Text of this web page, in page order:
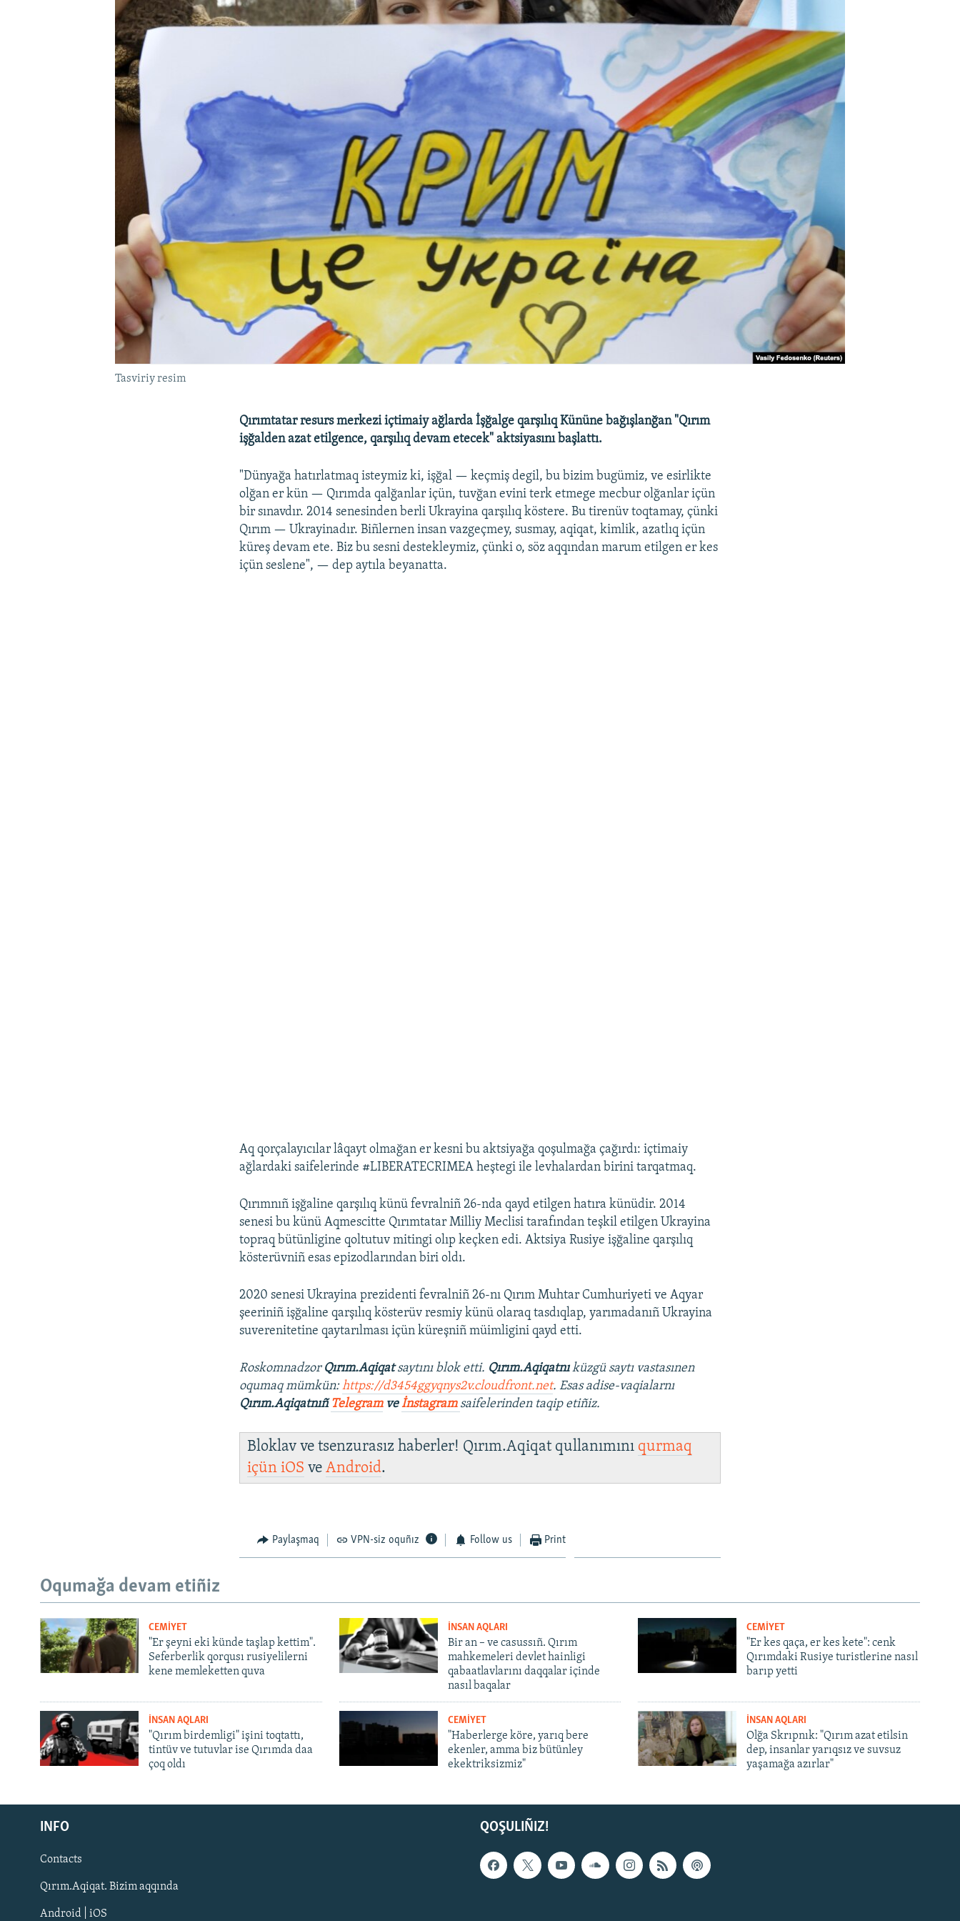
Русский
Українською
QOŞULIÑIZ!
Tasviriy resim
Qırımtatar resurs merkezi içtimaiy ağlarda İşğalge qarşılıq Kününe bağışlanğan "Qırım
işğalden azat etilgence, qarşılıq devam etecek" aktsiyasını başlattı.
"Dünyağa hatırlatmaq isteymiz ki, işğal — keçmiş degil, bu bizim bugümiz, ve esirlikte
olğan er kün — Qırımda qalğanlar içün, tuvğan evini terk etmege mecbur olğanlar içün
bir sınavdır. 2014 senesinden berli Ukrayina qarşılıq köstere. Bu tirenüv toqtamay, çünki
Qırım — Ukrayinadır. Biñlernen insan vazgeçmey, susmay, aqiqat, kimlik, azatlıq içün
küreş devam ete. Biz bu sesni destekleymiz, çünki o, söz aqqından marum etilgen er kes
içün seslene", — dep aytıla beyanatta.
Aq qorçalayıcılar lâqayt olmağan er kesni bu aktsiyağa qoşulmağa çağırdı: içtimaiy
ağlardaki saifelerinde #LIBERATECRIMEA heştegi ile levhalardan birini tarqatmaq.
Qırımnıñ işğaline qarşılıq künü fevralniñ 26-nda qayd etilgen hatıra künüdir. 2014
senesi bu künü Aqmescitte Qırımtatar Milliy Meclisi tarafından teşkil etilgen Ukrayina
topraq bütünligine qoltutuv mitingi olıp keçken edi. Aktsiya Rusiye işğaline qarşılıq
kösterüvniñ esas epizodlarından biri oldı.
2020 senesi Ukrayina prezidenti fevralniñ 26-nı Qırım Muhtar Cumhuriyeti ve Aqyar
şeeriniñ işğaline qarşılıq kösterüv resmiy künü olaraq tasdıqlap, yarımadanıñ Ukrayina
suverenitetine qaytarılması içün küreşniñ müimligini qayd etti.
Roskomnadzor Qırım.Aqiqatsaytını blok etti. Qırım.Aqiqatnıküzgü saytı vastasınen
oqumaq mümkün:https://d3454ggyqnys2v.cloudfront.net. Esas adise-vaqialarnı
Qırım.AqiqatnıñTelegramveİnstagram saifelerinden taqip etiñiz.
Bloklav ve tsenzurasız haberler! Qırım.Aqiqat qullanımını qurmaq
içüniOS veAndroid.
Paylaşmaq VPN-siz oquñız Follow us Print
Oqumağa devam etiñiz
CEMİYET
"Er şeyni eki künde taşlap kettim".
Seferberlik qorqusı rusiyelilerni
kene memleketten quva
İNSAN AQLARI
Bir an – ve casussıñ. Qırım
mahkemeleri devlet hainligi
qabaatlavlarını daqqalar içinde
nasıl baqalar
CEMİYET
"Er kes qaça, er kes kete": cenk
Qırımdaki Rusiye turistlerine nasıl
barıp yetti
İNSAN AQLARI
"Qırım birdemligi" işini toqtattı,
tintüv ve tutuvlar ise Qırımda daa
çoq oldı
CEMİYET
"Haberlerge köre, yarıq bere
ekenler, amma biz bütünley
ekektriksizmiz"
İNSAN AQLARI
Olğa Skrıpnık: "Qırım azat etilsin
dep, insanlar yarıqsız ve suvsuz
yaşamağa azırlar"
QOŞULIÑIZ!
INFO
Contacts
Qırım.Aqiqat. Bizim aqqında
Android | iOS